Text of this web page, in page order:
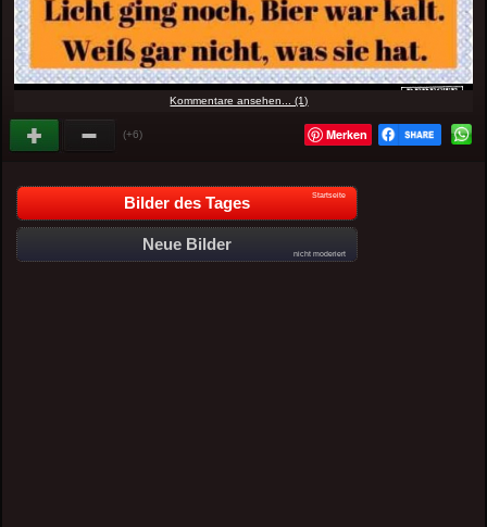
Kommentare ansehen... (1)
(+6) Merken
Bilder des Tages Startseite
Neue Bilder
nicht moderiert